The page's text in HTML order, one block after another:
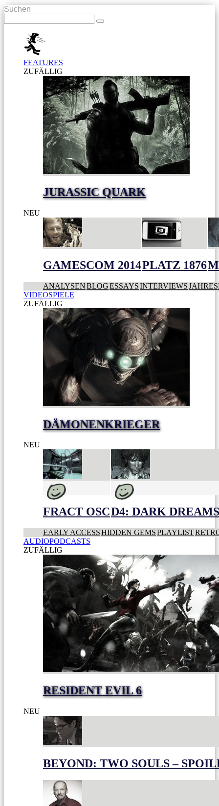
Suchen
FEATURES
ZUFÄLLIG
JURASSIC QUARK
NEU
GAMESCOM 2014PLATZ 1876
ANALYSENBLOGESSAYSINTERVIEWS
VIDEOSPIELE
ZUFÄLLIG
DÄMONENKRIEGER
NEU
FRACT OSCD4: DARK
EARLY ACCESSHIDDEN GEMSPLAYLIST
AUDIOPODCASTS
ZUFÄLLIG
RESIDENT EVIL 6
NEU
BEYOND: TWO SOULS –